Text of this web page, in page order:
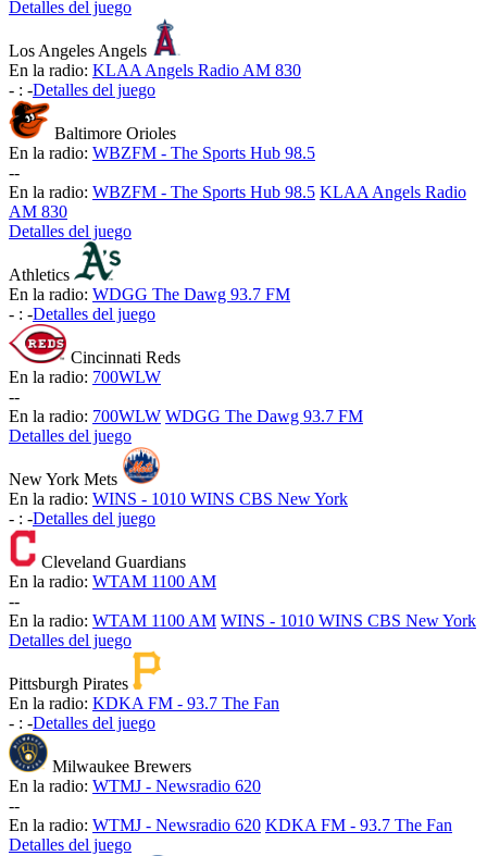
Detalles del juego
Los Angeles Angels
En la radio: KLAA Angels Radio AM 830
- : -Detalles del juego
Baltimore Orioles
En la radio: WBZFM - The Sports Hub 98.5
--
En la radio: WBZFM - The Sports Hub 98.5 KLAA Angels Radio
AM 830
Detalles del juego
Athletics
En la radio: WDGG The Dawg 93.7 FM
- : -Detalles del juego
Cincinnati Reds
En la radio: 700WLW
--
En la radio: 700WLW WDGG The Dawg 93.7 FM
Detalles del juego
New York Mets
En la radio: WINS - 1010 WINS CBS New York
- : -Detalles del juego
Cleveland Guardians
En la radio: WTAM 1100 AM
--
En la radio: WTAM 1100 AM WINS - 1010 WINS CBS New York
Detalles del juego
Pittsburgh Pirates
En la radio: KDKA FM - 93.7 The Fan
- : -Detalles del juego
Milwaukee Brewers
En la radio: WTMJ - Newsradio 620
--
En la radio: WTMJ - Newsradio 620 KDKA FM - 93.7 The Fan
Detalles del juego